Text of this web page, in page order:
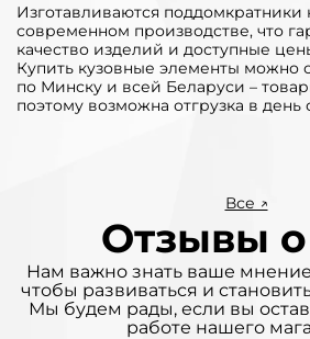
Изготавливаются
современном производстве, что
качество изделий и доступные
Купить кузовные элементы можно
по Минску и всей Беларуси –
поэтому возможна отгрузка в день
Все ↗
Отзывы
Нам важно знать ваше
чтобы развиваться и
Мы будем рады, если вы
работе нашего